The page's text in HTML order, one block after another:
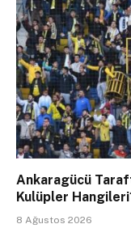
Ankaragücü
Kulüpler
8 Ağustos 2026